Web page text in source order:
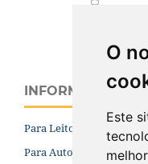
O
Este
INFORMAÇÕES
Para Leitores
Para Autores